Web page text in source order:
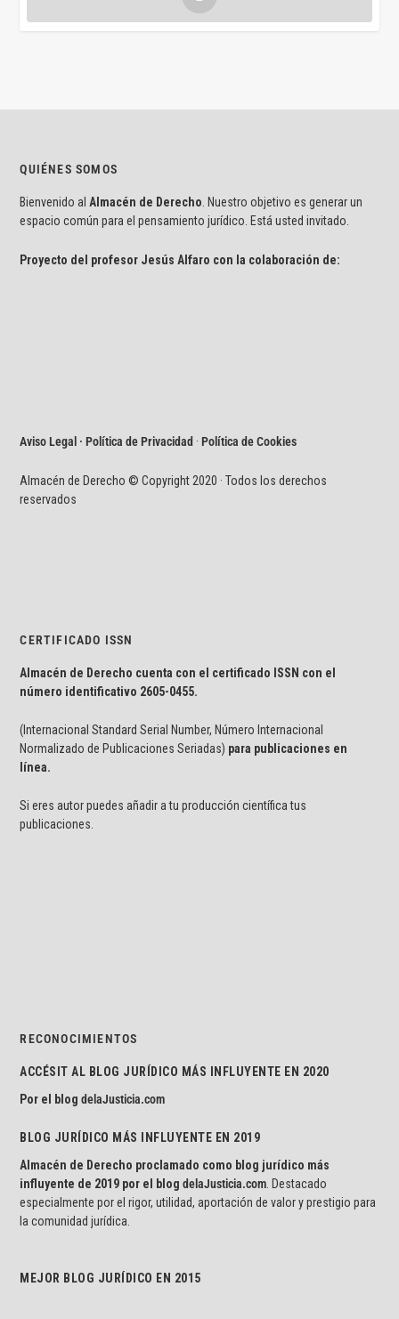
QUIÉNES SOMOS
Bienvenido alAlmacén de Derecho. Nuestro objetivo es generar un
espacio común para el pensamiento jurídico. Está usted invitado.
Proyecto del profesor Jesús Alfaro con la colaboración de:
Aviso Legal · Política de Privacidad ·Política de Cookies
Almacén de Derecho © Copyright 2020 · Todos los derechos
reservados
CERTIFICADO ISSN
Almacén de Derecho cuenta con el certificado ISSN con el
número identificativo 2605-0455.
(Internacional Standard Serial Number, Número Internacional
Normalizado de Publicaciones Seriadas) para publicaciones en
línea.
Si eres autor puedes añadir a tu producción científica tus
publicaciones.
RECONOCIMIENTOS
ACCÉSIT AL BLOG JURÍDICO MÁS INFLUYENTE EN 2020
Por el blogdelaJusticia.com
BLOG JURÍDICO MÁS INFLUYENTE EN 2019
Almacén de Derecho proclamado como blog jurídico más
influyente de 2019 por el blogdelaJusticia.com . Destacado
especialmente por el rigor, utilidad, aportación de valor y prestigio para
la comunidad jurídica.
MEJOR BLOG JURÍDICO EN 2015